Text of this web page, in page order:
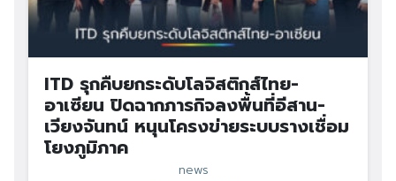
ITD รุกคืบยกระดับโลจิสติกส์ไทย-
อาเซียน ปิดฉากภารกิจลงพื้นที่อีสาน-
เวียงจันทน์ หนุนโครงข่ายระบบรางเชื่อม
โยงภูมิภาค
news